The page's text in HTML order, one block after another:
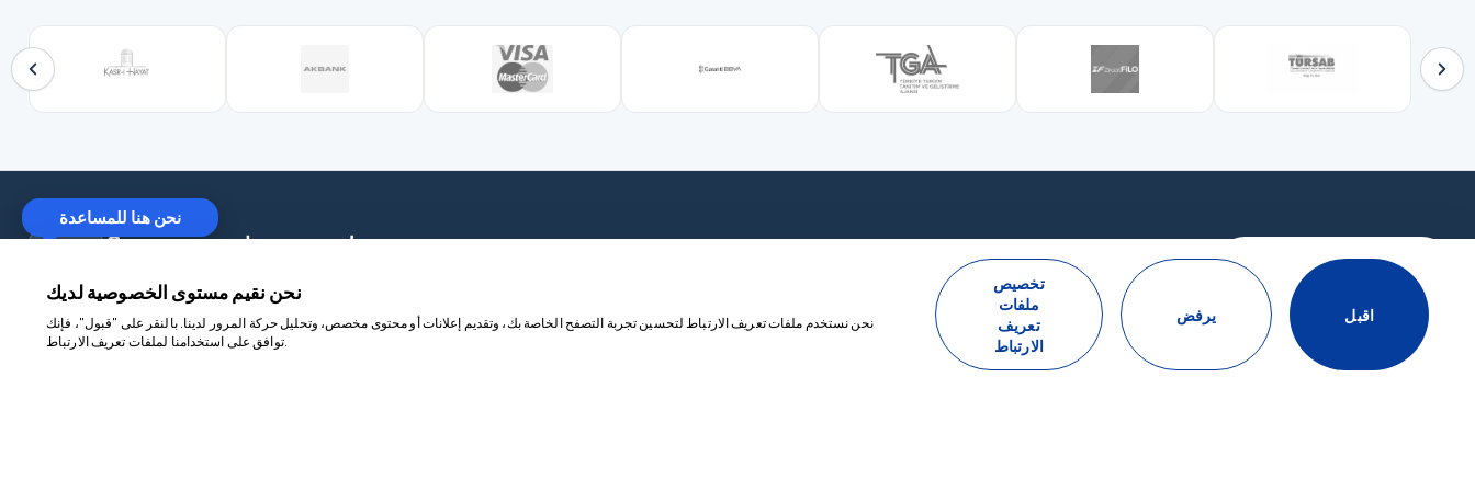
لم تجد ما تبحث عنه؟ التواصل عبر WhatsApp
نحن نقيم مستوى الخصوصية لديك
نحن نستخدم ملفات تعريف الارتباط لتحسين تجربة التصفح الخاصة بك، وتقديم إعلانات أو محتوى مخصص، وتحليل حركة المرور لدينا. بالنقر على "قبول"، فإنك
توافق على استخدامنا لملفات تعريف الارتباط.
تخصيص
ملفات
تعريف
الارتباط
يرفض اقبل
نحن هنا للمساعدة